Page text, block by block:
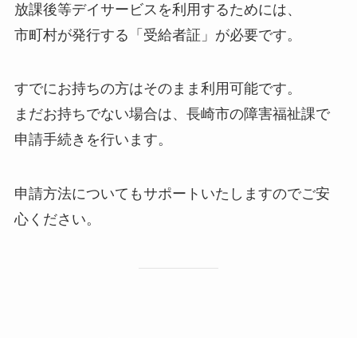
放課後等デイサービスを利用するためには、
市町村が発行する「受給者証」が必要です。
すでにお持ちの方はそのまま利用可能です。
まだお持ちでない場合は、長崎市の障害福祉課で
申請手続きを行います。
申請方法についてもサポートいたしますのでご安
心ください。